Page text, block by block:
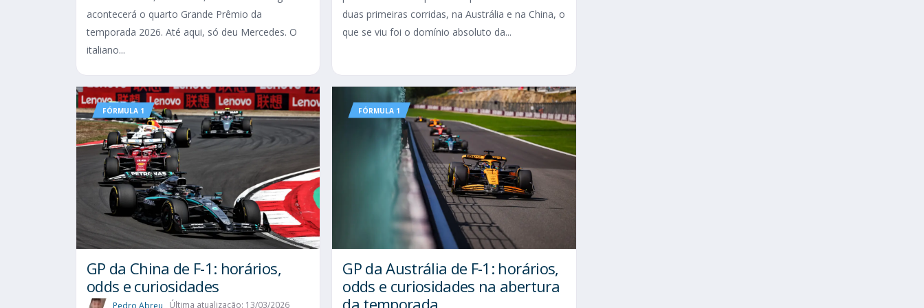
acontecerá o quarto Grande Prêmio da
temporada 2026. Até aqui, só deu Mercedes. O
italiano...
duas primeiras corridas, na Austrália e na China, o
que se viu foi o domínio absoluto da...
FÓRMULA 1
GP da China de F-1: horários,
odds e curiosidades
Pedro Abreu Última atualização: 13/03/2026
FÓRMULA 1
GP da Austrália de F-1: horários,
odds e curiosidades na abertura
da temporada